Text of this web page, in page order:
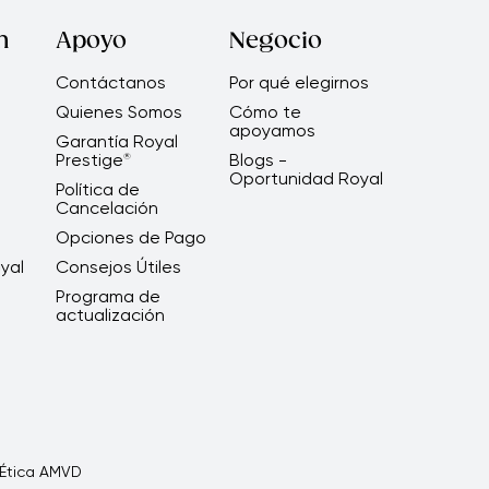
tapa protectora en la parte de abajo,
Prestige Pressure Cooker
como la válvula, el sistema de
de garantía extendida. Consulta
Apoyo
Contáctanos
Quienes Somos
Garantía Royal
Prestige®
Política de
Cancelación
Opciones de Pago
Consejos Útiles
Programa de
actualización
Negocio
Por qué elegirnos
Cómo te
apoyamos
Blogs -
Oportunidad Royal
AMVD